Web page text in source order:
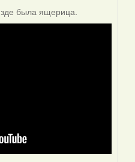
была ящерица.